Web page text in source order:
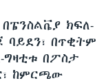
ክፍለ-
በጥቂትም
ግዛቲቱ በፖስታ
ከምርጫው